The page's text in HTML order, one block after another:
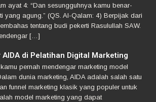
ayat 4: “Dan sesungguhnya kamu benar-
yang agung.” (QS. Al-Qalam: 4) Berpijak dari
tentang budi pekerti Rasulullah SAW.
[…]
AIDA di Pelatihan Digital Marketing
pernah mendengar marketing model
dunia marketing, AIDA adalah salah satu
funnel marketing klasik yang populer untuk
model marketing yang dapat